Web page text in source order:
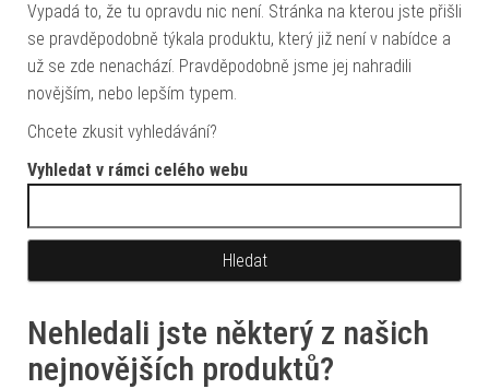
Vypadá to, že tu opravdu nic není. Stránka na kterou jste přišli
se pravděpodobně týkala produktu, který již není v nabídce a
už se zde nenachází. Pravděpodobně jsme jej nahradili
novějším, nebo lepším typem.
Chcete zkusit vyhledávání?
Vyhledat v rámci celého webu
Nehledali jste některý z našich
nejnovějších produktů?